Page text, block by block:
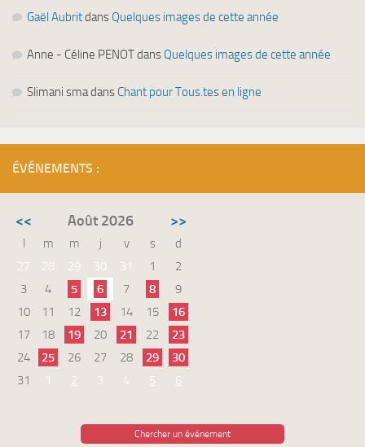
Gaël Aubritdans Quelques images de cette année
Anne - Céline PENOTdans Quelques images de cette année
Slimani smadans Chant pour Tous.tes en ligne
ÉVÉNEMENTS :
<< Août 2026 >>
l m m j v s
d
27
28 29 30 31 1
2
3
4 5 6 7 8
9
10
11 12 13 14 15
16
17
18 19 20 21 22
23
24
25 26 27 28 29
30
31
1 2 3 4 5 6
Chercher un événement